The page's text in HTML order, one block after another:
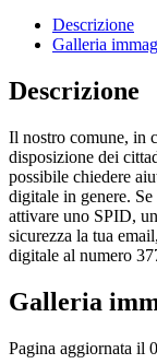
Descrizione
Galleria
Descrizione
Il nostro comune, in
disposizione dei
possibile chiedere
digitale in genere.
attivare uno SPID,
sicurezza la tua
digitale al numero
Galleria
Pagina aggiornata il